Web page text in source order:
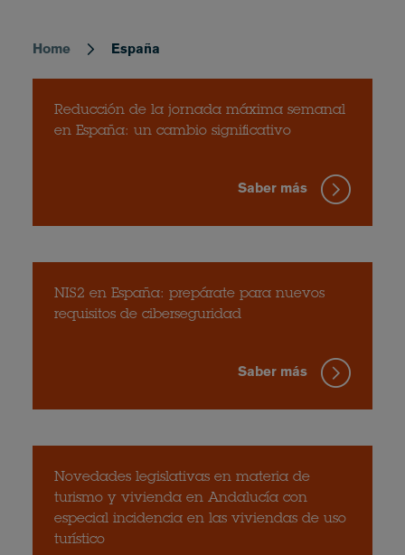
Breadcrumb
Home España
Reducción de la jornada máxima semanal
en España: un cambio significativo
Saber más
NIS2 en España: prepárate para nuevos
requisitos de ciberseguridad
Saber más
Novedades legislativas en materia de
turismo y vivienda en Andalucía con
especial incidencia en las viviendas de uso
turístico